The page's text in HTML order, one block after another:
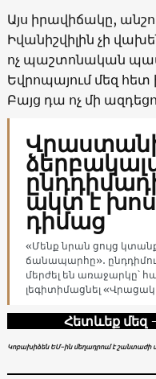
Այս իրավիճակը,
Իվանիշվիլին չի
ոչ պաշտոնական
Եվրոպայում մեզ հետ
Բայց դա ոչ մի
ակտ է
դիմաց
«Մենք նրան ցույց
ճանապարհը»․
մերժել են առաջարկը՝
լեգիտիմացնել
Հետևեք մեզ
Կոբախիձեն ԵՄ-ին մեղադրում է շանտաժի